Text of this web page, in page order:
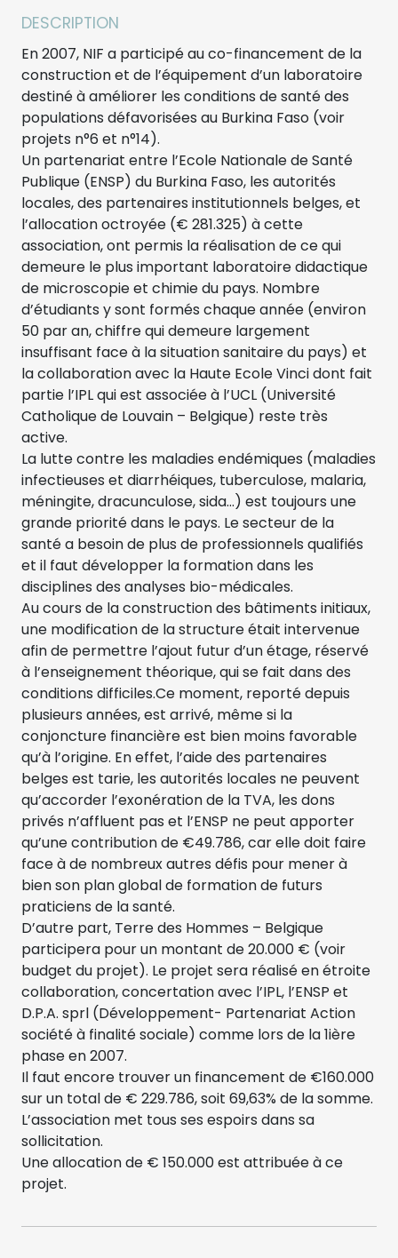
DESCRIPTION
En 2007, NIF a participé au co-financement de la
construction et de l’équipement d’un laboratoire
destiné à améliorer les conditions de santé des
populations défavorisées au Burkina Faso (voir
projets n°6 et n°14).
Un partenariat entre l’Ecole Nationale de Santé
Publique (ENSP) du Burkina Faso, les autorités
locales, des partenaires institutionnels belges, et
l’allocation octroyée (€ 281.325) à cette
association, ont permis la réalisation de ce qui
demeure le plus important laboratoire didactique
de microscopie et chimie du pays. Nombre
d’étudiants y sont formés chaque année (environ
50 par an, chiffre qui demeure largement
insuffisant face à la situation sanitaire du pays) et
la collaboration avec la Haute Ecole Vinci dont fait
partie l’IPL qui est associée à l’UCL (Université
Catholique de Louvain – Belgique) reste très
active.
La lutte contre les maladies endémiques (maladies
infectieuses et diarrhéiques, tuberculose, malaria,
méningite, dracunculose, sida…) est toujours une
grande priorité dans le pays. Le secteur de la
santé a besoin de plus de professionnels qualifiés
et il faut développer la formation dans les
disciplines des analyses bio-médicales.
Au cours de la construction des bâtiments initiaux,
une modification de la structure était intervenue
afin de permettre l’ajout futur d’un étage, réservé
à l’enseignement théorique, qui se fait dans des
conditions difficiles.Ce moment, reporté depuis
plusieurs années, est arrivé, même si la
conjoncture financière est bien moins favorable
qu’à l’origine. En effet, l’aide des partenaires
belges est tarie, les autorités locales ne peuvent
qu’accorder l’exonération de la TVA, les dons
privés n’affluent pas et l’ENSP ne peut apporter
qu’une contribution de €49.786, car elle doit faire
face à de nombreux autres défis pour mener à
bien son plan global de formation de futurs
praticiens de la santé.
D’autre part, Terre des Hommes – Belgique
participera pour un montant de 20.000 € (voir
budget du projet). Le projet sera réalisé en étroite
collaboration, concertation avec l’IPL, l’ENSP et
D.P.A. sprl (Développement- Partenariat Action
société à finalité sociale) comme lors de la 1ière
phase en 2007.
Il faut encore trouver un financement de €160.000
sur un total de € 229.786, soit 69,63% de la somme.
L’association met tous ses espoirs dans sa
sollicitation.
Une allocation de € 150.000 est attribuée à ce
projet.